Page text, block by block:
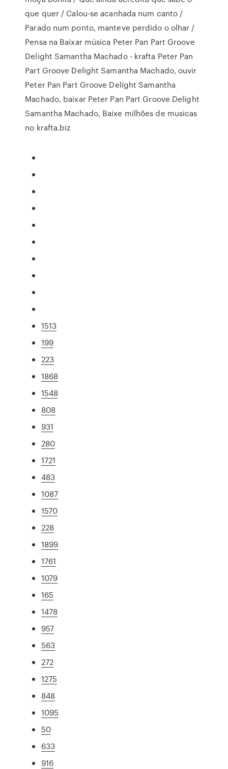
que quer / Calou-se acanhada num canto /
Parado num ponto, manteve perdido o olhar /
Pensa na Baixar música Peter Pan Part Groove
Delight Samantha Machado - krafta Peter Pan
Part Groove Delight Samantha Machado, ouvir
Peter Pan Part Groove Delight Samantha
Machado, baixar Peter Pan Part Groove Delight
Samantha Machado, Baixe milhões de musicas
no krafta.biz
1513
199
223
1868
1548
808
931
280
1721
483
1087
1570
228
1899
1761
1079
165
1478
957
563
272
1275
848
1095
50
633
916